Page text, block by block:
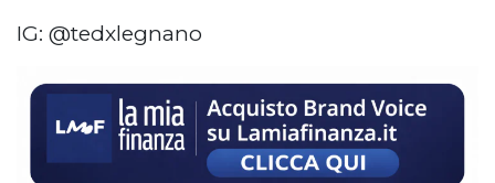
IG: @tedxlegnano